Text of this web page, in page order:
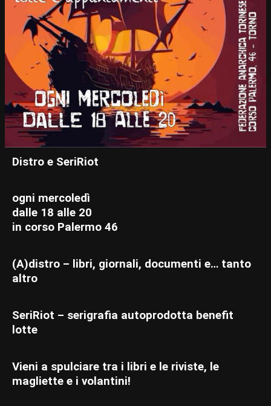
Distro e SeriRiot
ogni mercoledì
dalle 18 alle 20
in corso Palermo 46
(A)distro – libri, giornali, documenti e… tanto
altro
SeriRiot – serigrafia autoprodotta benefit
lotte
Vieni a spulciare tra i libri e le riviste, le
magliette e i volantini!